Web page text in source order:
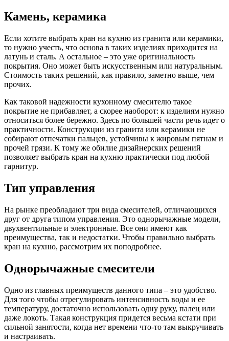
Камень, керамика
Если хотите выбрать кран на кухню из гранита или керамики,
то нужно учесть, что основа в таких изделиях приходится на
латунь и сталь. А остальное – это уже оригинальность
покрытия. Оно может быть искусственным или натуральным.
Стоимость таких решений, как правило, заметно выше, чем
прочих.
Как таковой надежности кухонному смесителю такое
покрытие не прибавляет, а скорее наоборот: к изделиям нужно
относиться более бережно. Здесь по большей части речь идет о
практичности. Конструкции из гранита или керамики не
собирают отпечатки пальцев, устойчивы к жировым пятнам и
прочей грязи. К тому же обилие дизайнерских решений
позволяет выбрать кран на кухню практически под любой
гарнитур.
Тип управления
На рынке преобладают три вида смесителей, отличающихся
друг от друга типом управления. Это однорычажные модели,
двухвентильные и электронные. Все они имеют как
преимущества, так и недостатки. Чтобы правильно выбрать
кран на кухню, рассмотрим их поподробнее.
Однорычажные смесители
Одно из главных преимуществ данного типа – это удобство.
Для того чтобы отрегулировать интенсивность воды и ее
температуру, достаточно использовать одну руку, палец или
даже локоть. Такая конструкция придется весьма кстати при
сильной занятости, когда нет времени что-то там выкручивать
и настраивать.